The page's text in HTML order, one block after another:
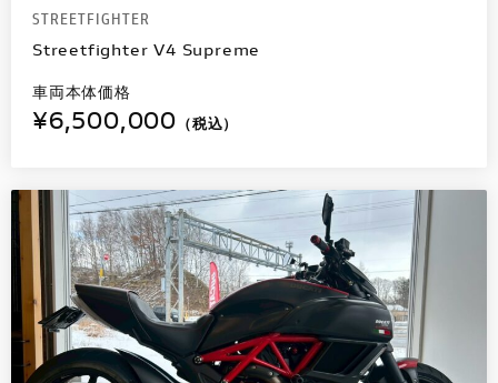
STREETFIGHTER
Streetfighter V4 Supreme
車両本体価格
¥6,500,000 （税込）